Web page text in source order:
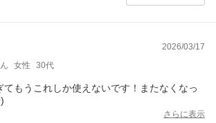
2026/03/17
女性 30代
てもうこれしか使えないです！またなくなっ
さらに表示